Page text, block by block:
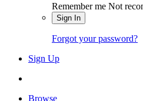
Remember me Not
Sign In
Forgot your password?
Sign Up
Browse